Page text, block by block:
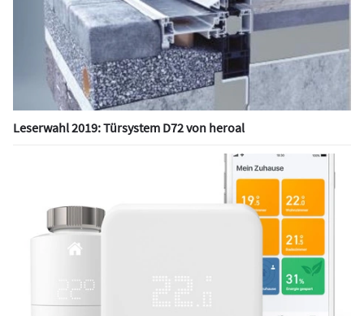
Leserwahl 2019: Türsystem D72 von heroal